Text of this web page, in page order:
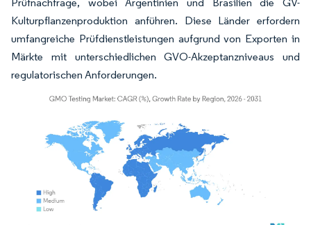
Kulturpflanzenproduktion anführen. Diese Länder erfordern
umfangreiche Prüfdienstleistungen aufgrund von Exporten in
Märkte mit unterschiedlichen GVO-Akzeptanzniveaus und
regulatorischen Anforderungen.